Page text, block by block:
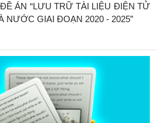
ÁN “LƯU TRỮ TÀI LIỆU ĐIỆN TỬ
NƯỚC GIAI ĐOẠN 2020 - 2025”